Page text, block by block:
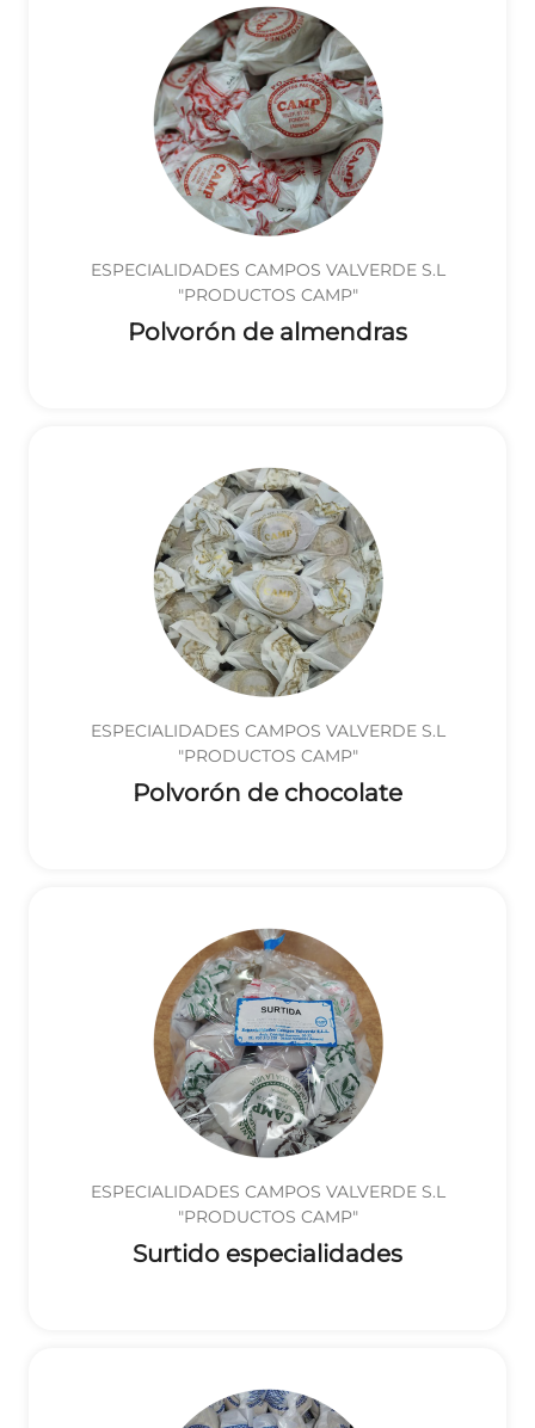
ESPECIALIDADES CAMPOS VALVERDE S.L
"PRODUCTOS CAMP"
Polvorón de almendras
ESPECIALIDADES CAMPOS VALVERDE S.L
"PRODUCTOS CAMP"
Polvorón de chocolate
ESPECIALIDADES CAMPOS VALVERDE S.L
"PRODUCTOS CAMP"
Surtido especialidades